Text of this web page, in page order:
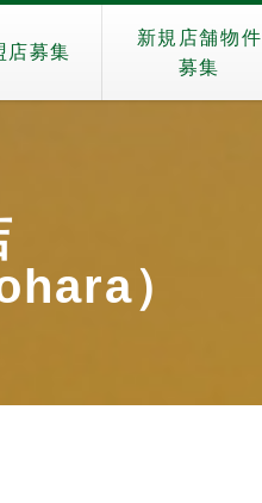
店募集
新規店舗物件
募集
）